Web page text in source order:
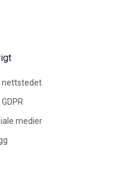
nettstedet
medier